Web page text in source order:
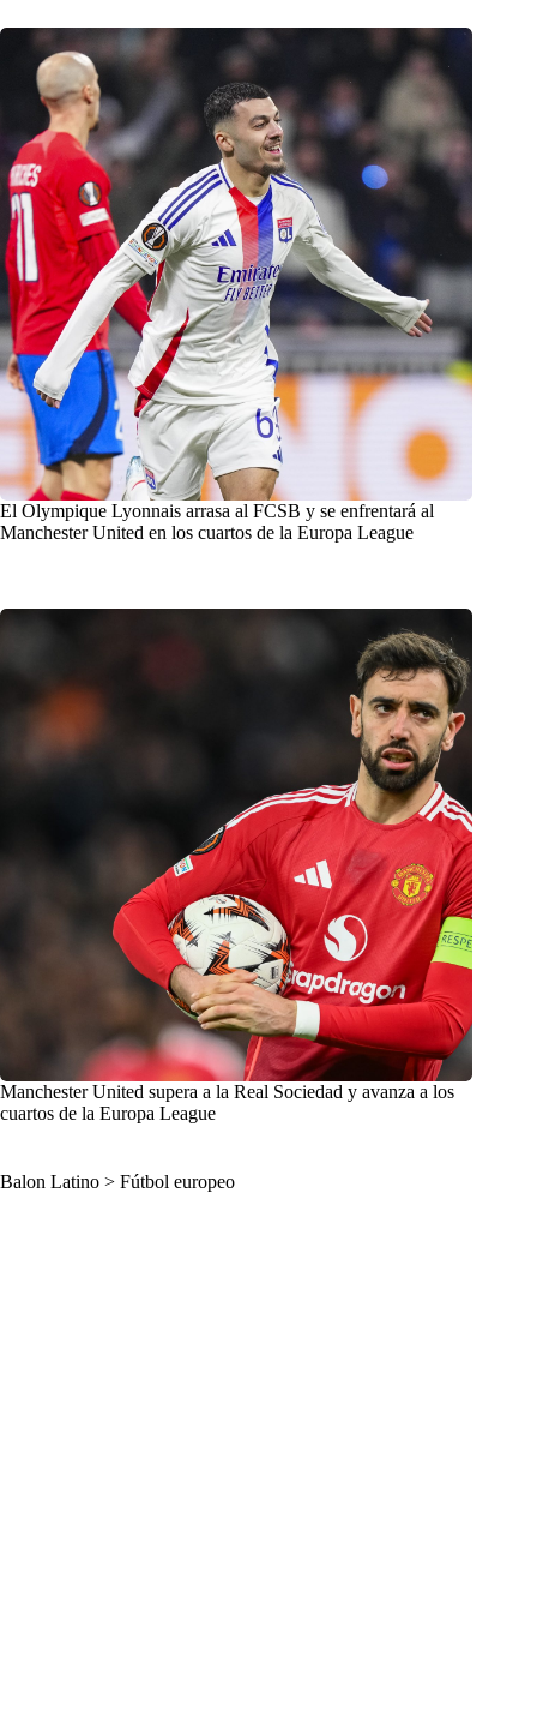
El Olympique Lyonnais arrasa al FCSB y se enfrentará al
Manchester United en los cuartos de la Europa League
Manchester United supera a la Real Sociedad y avanza a los
cuartos de la Europa League
Balon Latino > Fútbol europeo